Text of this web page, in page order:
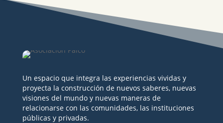
Un espacio que integra las experiencias vividas y
proyecta la construcción de nuevos saberes, nuevas
visiones del mundo y nuevas maneras de
relacionarse con las comunidades, las instituciones
públicas y privadas.